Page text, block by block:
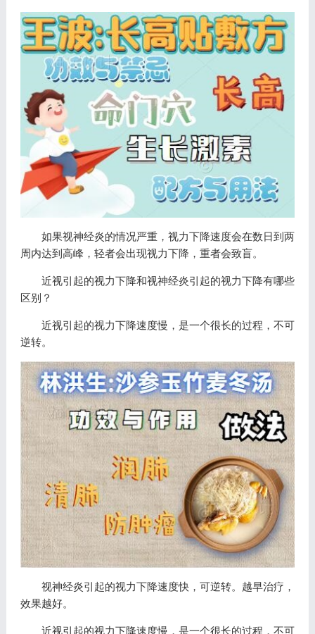
如果视神经炎的情况严重，视力下降速度会在数日到两
周内达到高峰，轻者会出现视力下降，重者会致盲。
近视引起的视力下降和视神经炎引起的视力下降有哪些
区别？
近视引起的视力下降速度慢，是一个很长的过程，不可
逆转。
视神经炎引起的视力下降速度快，可逆转。越早治疗，
效果越好。
近视引起的视力下降速度慢，是一个很长的过程，不可